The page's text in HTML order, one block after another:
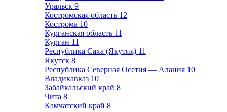
Уральск 9
Костромская область 12
Кострома 10
Курганская область 11
Курган 11
Республика Саха (Якутия) 11
Якутск 8
Республика Северная Осетия — Алания 10
Владикавказ 10
Забайкальский край 8
Чита 8
Камчатский край 8